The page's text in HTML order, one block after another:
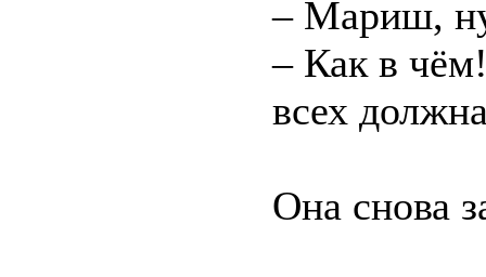
– Мариш,
– Как в
всех
Она снова